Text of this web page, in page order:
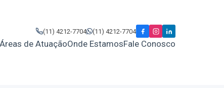
(11) 4212-7704 (11) 4212-7704
Áreas de AtuaçãoOnde EstamosFale Conosco